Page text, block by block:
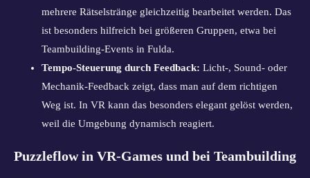
mehrere Rätselstränge gleichzeitig bearbeitet werden. Das
ist besonders hilfreich bei größeren Gruppen, etwa bei
Teambuilding-Events in Fulda.
Tempo-Steuerung durch Feedback: Licht-, Sound- oder
Mechanik-Feedback zeigt, dass man auf dem richtigen
Weg ist. In VR kann das besonders elegant gelöst werden,
weil die Umgebung dynamisch reagiert.
Puzzleflow in VR-Games und bei Teambuilding